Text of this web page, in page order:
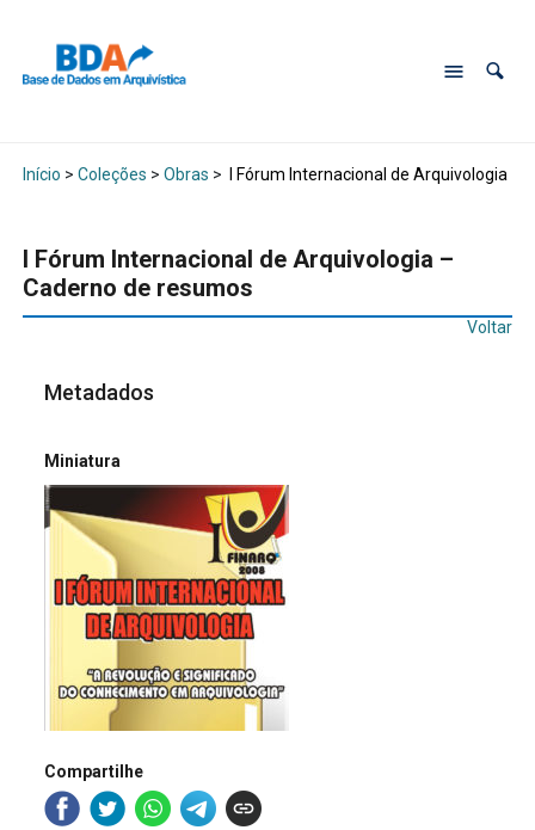
Início > Coleções > Obras > I Fórum Internacional de Arquivologia –
I Fórum Internacional de Arquivologia –
Caderno de resumos
Voltar
Metadados
Miniatura
Compartilhe